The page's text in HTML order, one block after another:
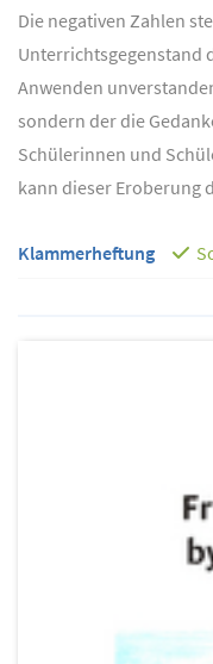
Die negativen Zahlen
Unterrichtsgegenstand
Anwenden
sondern der die
Schülerinnen und
kann dieser Eroberung
Klammerheftung